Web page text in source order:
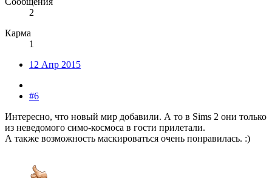
2
Карма
1
12 Апр 2015
#6
Интересно, что новый мир добавили. А то в Sims 2 они только
из неведомого симо-космоса в гости прилетали.
А также возможность маскироваться очень понравилась. :)